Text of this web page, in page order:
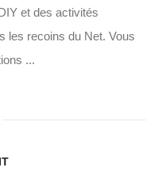
et des activités
les recoins du Net. Vous
...